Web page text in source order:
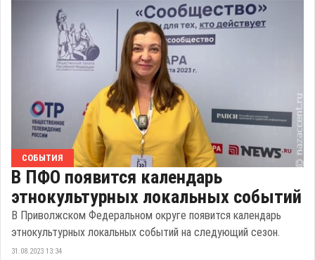
СОБЫТИЯ
В ПФО появится календарь
этнокультурных локальных событий
В Приволжском Федеральном округе появится календарь
этнокультурных локальных событий на следующий сезон.
31.08.2023 13:34